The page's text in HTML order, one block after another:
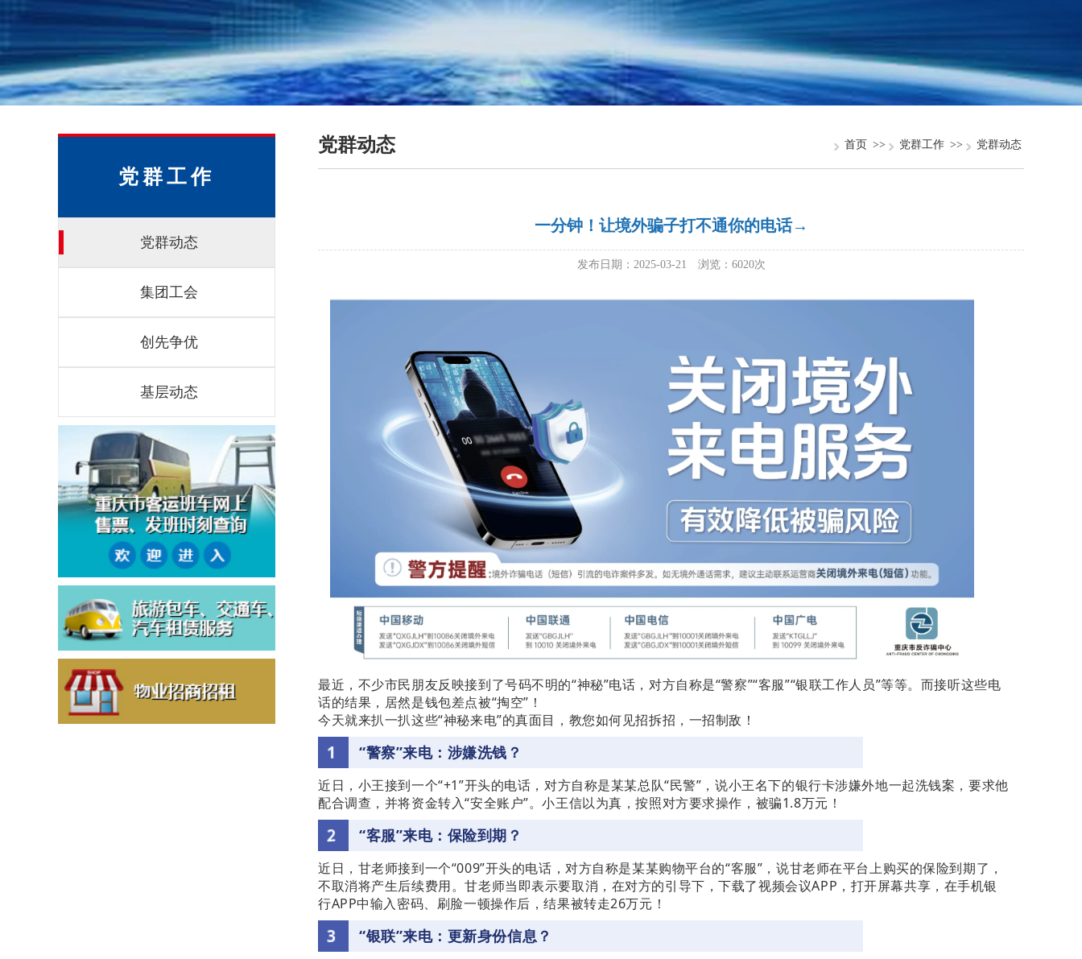
党群工作
党群动态
集团工会
创先争优
基层动态
党群动态 首页 >> 党群工作 >> 党群动态
一分钟！让境外骗子打不通你的电话→
发布日期：2025-03-21 浏览：6020次
最近，不少市民朋友反映接到了号码不明的“神秘”电话，对方自称是“警察”“客服”“银联工作人员”等等。而接听这些电
话的结果，居然是钱包差点被“掏空”！
今天就来扒一扒这些“神秘来电”的真面目，教您如何见招拆招，一招制敌！
1 “警察”来电：涉嫌洗钱？
近日，小王接到一个“+1”开头的电话，对方自称是某某总队“民警”，说小王名下的银行卡涉嫌外地一起洗钱案，要求他
配合调查，并将资金转入“安全账户”。小王信以为真，按照对方要求操作，被骗1.8万元！
2 “客服”来电：保险到期？
近日，甘老师接到一个“009”开头的电话，对方自称是某某购物平台的“客服”，说甘老师在平台上购买的保险到期了，
不取消将产生后续费用。甘老师当即表示要取消，在对方的引导下，下载了视频会议APP，打开屏幕共享，在手机银
行APP中输入密码、刷脸一顿操作后，结果被转走26万元！
3 “银联”来电：更新身份信息？